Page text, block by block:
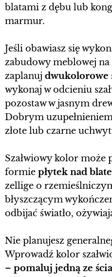
blatami z dębu lub
marmur.
Jeśli obawiasz się
zabudowy meblowej na
zaplanuj dwukolorowe
wykonaj w odcieniu
pozostaw w jasnym
Dobrym
złote lub czarne
Szałwiowy kolor może
formie płytek nad
zellige o
błyszczącym
odbijać światło,
Nie planujesz
Wprowadź kolor
– pomaluj jedną ze